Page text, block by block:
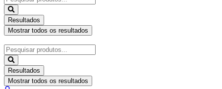
...
Resultados
Mostrar todos os resultados
Pesquisar
...
Resultados
Mostrar todos os resultados